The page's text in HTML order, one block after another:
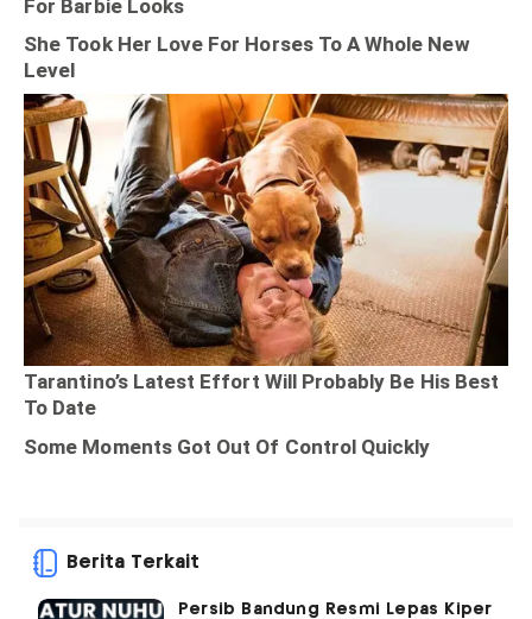
Berita Terkait
Persib Bandung Resmi Lepas Kiper